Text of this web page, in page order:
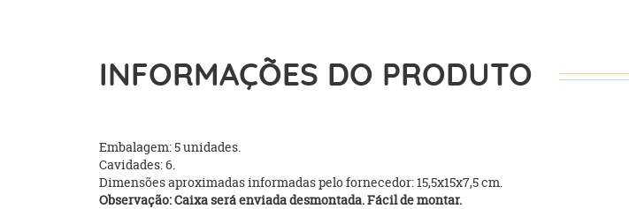
INFORMAÇÕES DO PRODUTO
Embalagem: 5 unidades.
Cavidades: 6.
Dimensões aproximadas informadas pelo fornecedor: 15,5x15x7,5 cm.
Observação: Caixa será enviada desmontada. Fácil de montar.